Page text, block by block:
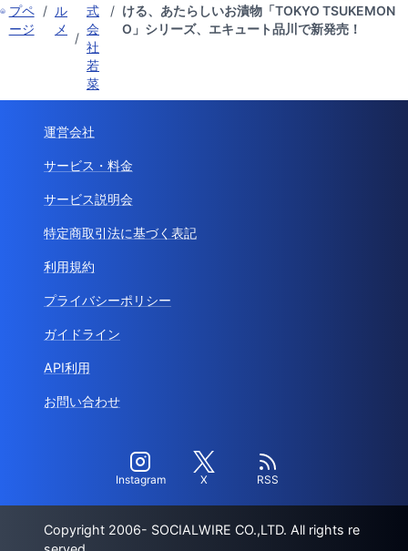
プペ
ージ
/ ル
メ
/
式
会
社
若
菜
/ ける、あたらしいお漬物「TOKYO TSUKEMON
O」シリーズ、エキュート品川で新発売！
運営会社
サービス・料金
サービス説明会
特定商取引法に基づく表記
利用規約
プライバシーポリシー
ガイドライン
API利用
お問い合わせ
Instagram X RSS
Copyright 2006- SOCIALWIRE CO.,LTD. All rights re